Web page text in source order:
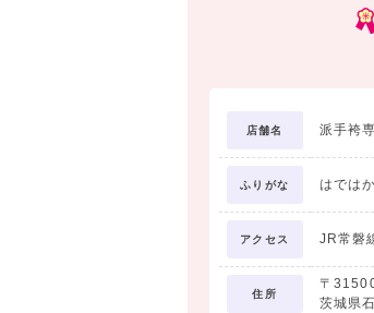
店舗名 派手袴
ふりがな はでは
アクセス JR常磐
住所
〒
茨城県